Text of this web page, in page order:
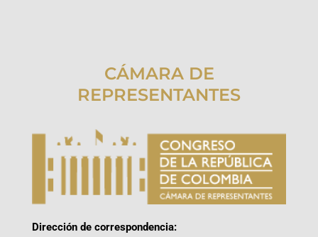
CÁMARA DE
REPRESENTANTES
Dirección de correspondencia: